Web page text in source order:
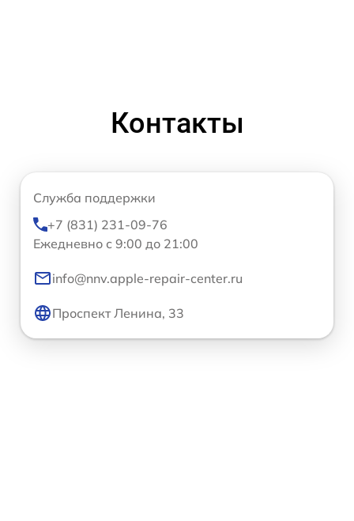
Контакты
Служба поддержки
+7 (831) 231-09-76
Ежедневно с 9:00 до 21:00
info@nnv.apple-repair-center.ru
Проспект Ленина, 33